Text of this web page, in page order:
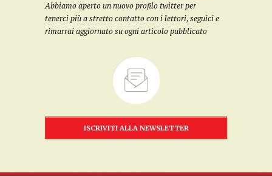
Abbiamo aperto un nuovo profilo twitter per
tenerci più a stretto contatto con i lettori, seguici e
rimarrai aggiornato su ogni articolo pubblicato
ISCRIVITI ALLA NEWSLETTER